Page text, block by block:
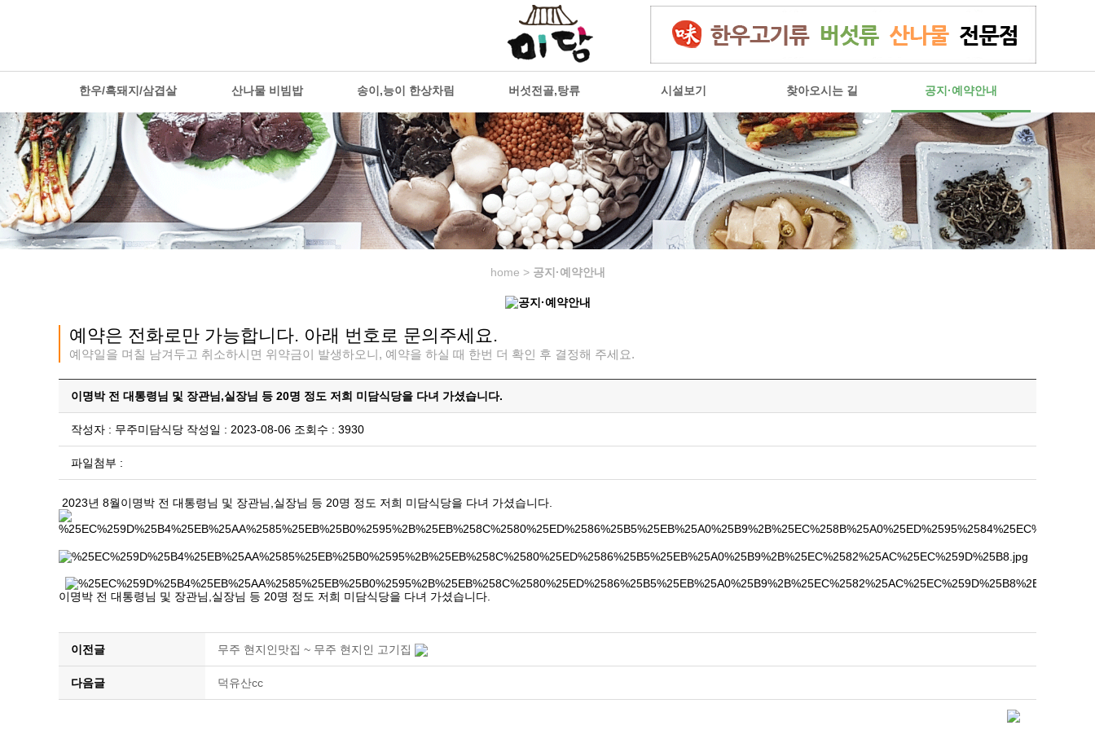
한우/흑돼지/삼겹살 산나물 비빔밥 송이,능이 한상차림 버섯전골,탕류 시설보기 찾아오시는 길 공지·예약안내
home > 공지·예약안내
예약은 전화로만 가능합니다. 아래 번호로 문의주세요.
예약일을 며칠 남겨두고 취소하시면 위약금이 발생하오니, 예약을 하실 때 한번 더 확인 후 결정해 주세요.
이명박 전 대통령님 및 장관님,실장님 등 20명 정도 저희 미담식당을 다녀 가셨습니다.
작성자 : 무주미담식당 작성일 : 2023-08-06 조회수 : 3930
파일첨부 :
2023년 8월이명박 전 대통령님 및 장관님,실장님 등 20명 정도 저희 미담식당을 다녀 가셨습니다.
이명박 전 대통령님 및 장관님,실장님 등 20명 정도 저희 미담식당을 다녀 가셨습니다.
이전글 무주 현지인맛집 ~ 무주 현지인 고기집
다음글 덕유산cc